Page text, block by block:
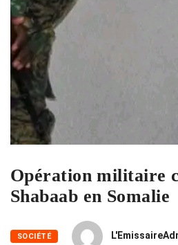
Opération militaire
Shabaab en Somalie
SOCIÉTÉ